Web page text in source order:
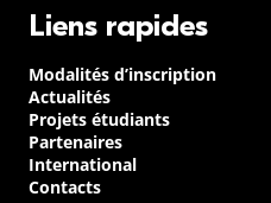
Liens rapides
Modalités d’inscription
Actualités
Projets étudiants
Partenaires
International
Contacts